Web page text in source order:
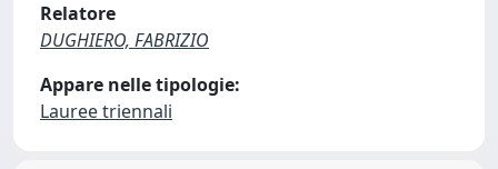
Relatore
DUGHIERO, FABRIZIO
Appare nelle tipologie:
Lauree triennali